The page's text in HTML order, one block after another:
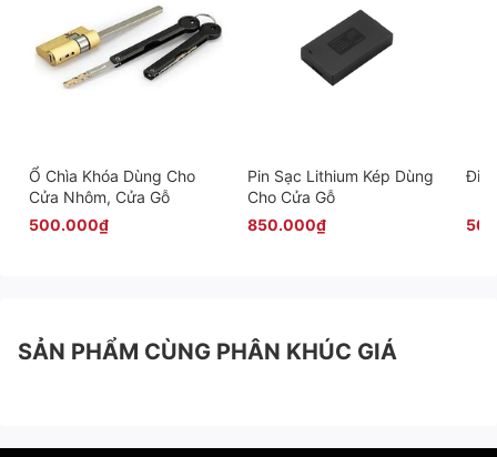
Ổ Chìa Khóa Dùng Cho
Cửa Nhôm, Cửa Gỗ
500.000₫
Pin Sạc Lithium Kép Dùng
Cho Cửa Gỗ
850.000₫
SẢN PHẨM CÙNG PHÂN KHÚC GIÁ